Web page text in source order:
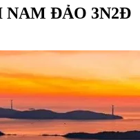
NAM ĐẢO 3N2Đ